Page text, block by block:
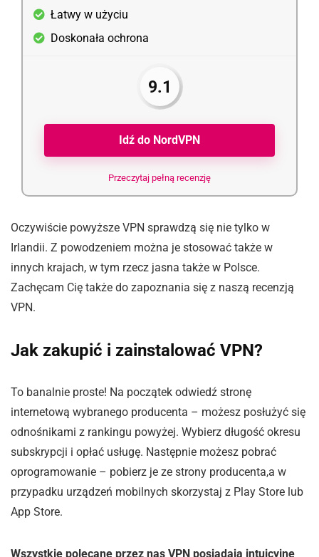
Łatwy w użyciu
Doskonała ochrona
9.1
Idź do NordVPN
Przeczytaj pełną recenzję
Oczywiście powyższe VPN sprawdzą się nie tylko w
Irlandii. Z powodzeniem można je stosować także w
innych krajach, w tym rzecz jasna także w Polsce.
Zachęcam Cię także do zapoznania się z naszą recenzją
VPN.
Jak zakupić i zainstalować VPN?
To banalnie proste! Na początek odwiedź stronę
internetową wybranego producenta – możesz posłużyć się
odnośnikami z rankingu powyżej. Wybierz długość okresu
subskrypcji i opłać usługę. Następnie możesz pobrać
oprogramowanie – pobierz je ze strony producenta,a w
przypadku urządzeń mobilnych skorzystaj z Play Store lub
App Store.
Wszystkie polecane przez nas VPN posiadają intuicyjne